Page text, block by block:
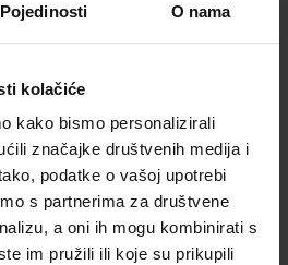
Pojedinosti O nama
kolačiće
kako bismo personalizirali
značajke društvenih medija i
podatke o vašoj upotrebi
s partnerima za društvene
a oni ih mogu kombinirati s
im pružili ili koje su prikupili
610074
kom